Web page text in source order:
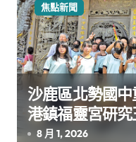
焦點新聞
沙鹿區北勢國中重
港鎮福靈宮研
8 月 1, 2026